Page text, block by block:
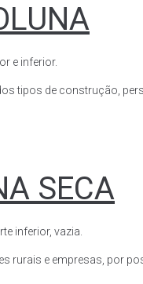
e inferior.
tipos de construção,
SECA
inferior, vazia.
e empresas, por